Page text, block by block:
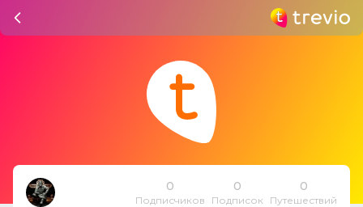
0
Подписчиков
0
Подписок
0
Путешествий